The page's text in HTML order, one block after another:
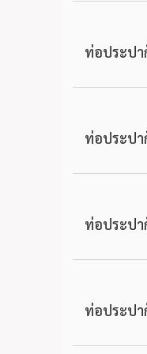
ท่อประปา
ท่อประปา
ท่อประปา
ท่อประปา